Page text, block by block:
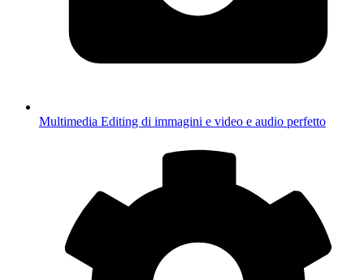
Multimedia Editing di immagini e video e audio perfetto